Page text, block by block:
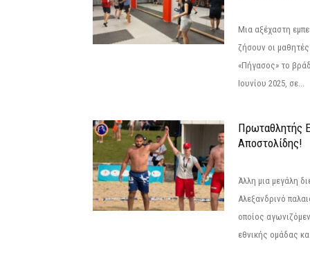
Μια αξέχαστη
ζήσουν οι
«Πήγασος» το
Ιουνίου 2025, σε...
Πρωταθλητής
Αποστολίδης!
Άλλη μια μεγάλη
Αλεξανδρινό
οποίος
εθνικής ομάδας